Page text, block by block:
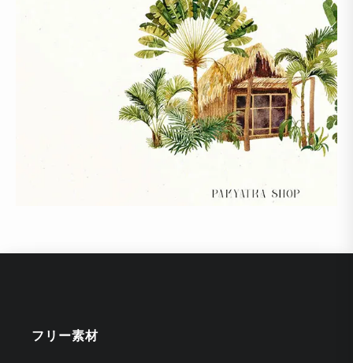
フリー素材